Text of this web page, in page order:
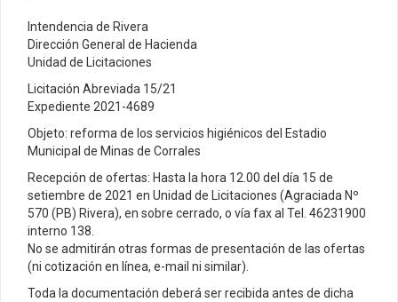
Intendencia de Rivera
Dirección General de Hacienda
Unidad de Licitaciones
Licitación Abreviada 15/21
Expediente 2021-4689
Objeto: reforma de los servicios higiénicos del Estadio
Municipal de Minas de Corrales
Recepción de ofertas: Hasta la hora 12.00 del día 15 de
setiembre de 2021 en Unidad de Licitaciones (Agraciada Nº
570 (PB) Rivera), en sobre cerrado, o vía fax al Tel. 46231900
interno 138.
No se admitirán otras formas de presentación de las ofertas
(ni cotización en línea, e-mail ni similar).
Toda la documentación deberá ser recibida antes de dicha